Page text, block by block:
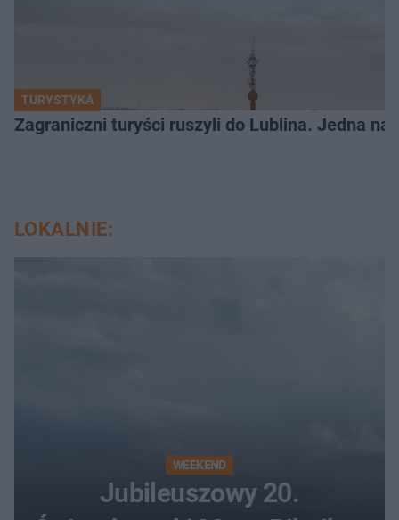
TURYSTYKA
Zagraniczni turyści ruszyli do Lublina. Jedna
LOKALNIE:
WEEKEND
Jubileuszowy 20.